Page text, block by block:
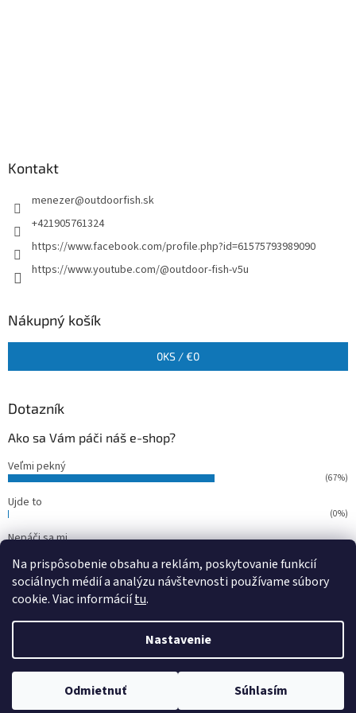
Na prispôsobenie obsahu a reklám, poskytovanie funkcií
sociálnych médií a analýzu návštevnosti používame súbory
cookie. Viac informáciítu.
Nastavenie
Odmietnuť Súhlasím
Kontakt
menezer@outdoorfish.sk
+421905761324
https://www.facebook.com/profile.php?id=61575793989090
https://www.youtube.com/@outdoor-fish-v5u
Nákupný košík
0KS /€0
Dotazník
Ako sa Vám páči náš e-shop?
Veľmi pekný
(67%)
Ujde to
(0%)
Nepáči sa mi
Počet hlasov:15
Copyright 2026outdoorfish. Všetky práva vyhradené.Upraviť